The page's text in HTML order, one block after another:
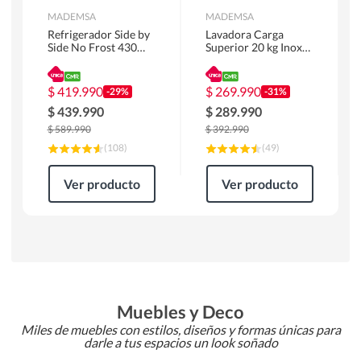
MADEMSA
Refrigerador Side by
Side No Frost 430
MAS430B
$419.990 -29%
$439.990
$589.990
(108)
Ver producto
MADEMSA
Lavadora Carga
Superior 20 kg Inox
$ 269.990 -31%
$ 289.990
$392.990
(49)
Ver producto
Muebles y Deco
Miles de muebles con estilos, diseños y formas únicas para
darle a tus espacios un look soñado